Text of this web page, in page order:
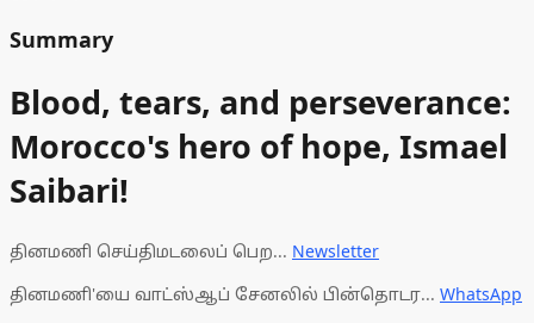
Summary
Blood, tears, and perseverance:
Morocco's hero of hope, Ismael
Saibari!
தினமணி செய்திமடலைப் பெற... Newsletter
தினமணி'யை வாட்ஸ்ஆப் சேனலில் பின்தொடர... WhatsApp